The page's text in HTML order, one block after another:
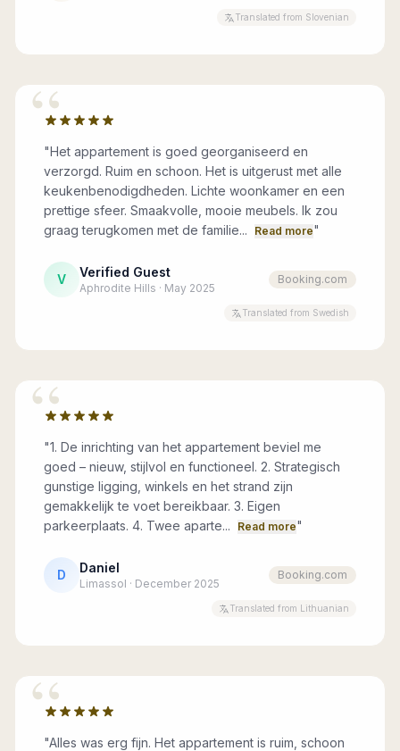
Translated from Slovenian
“
"Het appartement is goed georganiseerd en
verzorgd. Ruim en schoon. Het is uitgerust met alle
keukenbenodigdheden. Lichte woonkamer en een
prettige sfeer. Smaakvolle, mooie meubels. Ik zou
graag terugkomen met de familie...
Read more"
V Verified Guest
Aphrodite Hills · May 2025
Booking.com
Translated from Swedish
“
"1. De inrichting van het appartement beviel me
goed – nieuw, stijlvol en functioneel. 2. Strategisch
gunstige ligging, winkels en het strand zijn
gemakkelijk te voet bereikbaar. 3. Eigen
parkeerplaats. 4. Twee aparte...
Read more"
D Daniel
Limassol · December 2025
Booking.com
Translated from Lithuanian
“
"Alles was erg fijn. Het appartement is ruim, schoon